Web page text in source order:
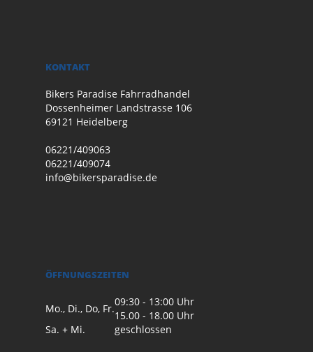
KONTAKT
Bikers Paradise Fahrradhandel
Dossenheimer Landstrasse 106
69121 Heidelberg
06221/409063
06221/409074
info@bikersparadise.de
ÖFFNUNGSZEITEN
Mo., Di., Do, Fr.
09:30 - 13:00 Uhr
15.00 - 18.00 Uhr
Sa. + Mi.
geschlossen